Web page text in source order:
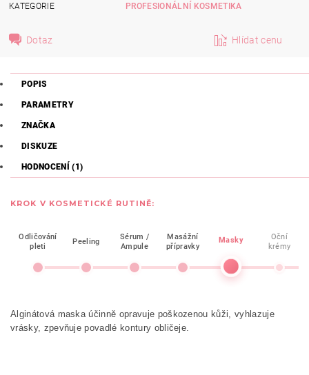
KATEGORIE
PROFESIONÁLNÍ KOSMETIKA
Dotaz Hlídat cenu
POPIS
PARAMETRY
ZNAČKA
DISKUZE
HODNOCENÍ (1)
KROK V KOSMETICKÉ RUTINĚ:
Odličování
pleti
Peeling
Sérum /
Ampule
Masážní
přípravky
Masky
Oční
krémy
Alginátová maska účinně opravuje poškozenou kůži, vyhlazuje
vrásky, zpevňuje povadlé kontury obličeje.